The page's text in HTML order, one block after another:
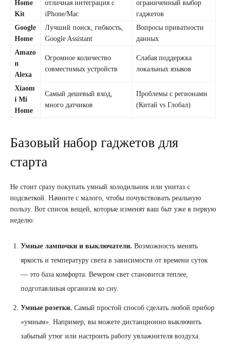
Home
Kit
отличная интеграция с
iPhone/Mac
ограниченный выбор
гаджетов
Google
Home
Лучший поиск, гибкость,
Google Assistant
Вопросы приватности
данных
Amazo
n
Alexa
Огромное количество
совместимых устройств
Слабая поддержка
локальных языков
Xiaom
i Mi
Home
Самый дешевый вход,
много датчиков
Проблемы с регионами
(Китай vs Глобал)
Базовый набор гаджетов для
старта
Не стоит сразу покупать умный холодильник или унитаз с
подсветкой. Начните с малого, чтобы почувствовать реальную
пользу. Вот список вещей, которые изменят ваш быт уже в первую
неделю:
Умные лампочки и выключатели. Возможность менять
яркость и температуру света в зависимости от времени суток
— это база комфорта. Вечером свет становится теплее,
подготавливая организм ко сну.
Умные розетки. Самый простой способ сделать любой прибор
«умным». Например, вы можете дистанционно выключить
забытый утюг или настроить работу увлажнителя воздуха.